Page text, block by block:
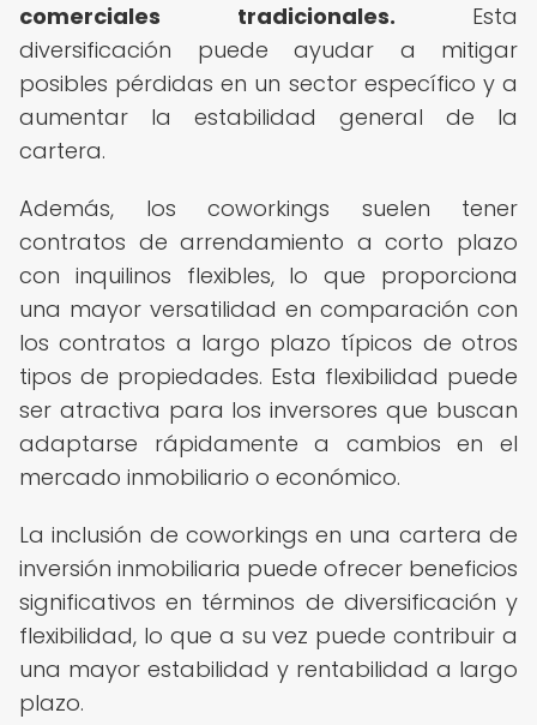
comerciales tradicionales. Esta
diversificación puede ayudar a mitigar
posibles pérdidas en un sector específico y a
aumentar la estabilidad general de la
cartera.
Además, los coworkings suelen tener
contratos de arrendamiento a corto plazo
con inquilinos flexibles, lo que proporciona
una mayor versatilidad en comparación con
los contratos a largo plazo típicos de otros
tipos de propiedades. Esta flexibilidad puede
ser atractiva para los inversores que buscan
adaptarse rápidamente a cambios en el
mercado inmobiliario o económico.
La inclusión de coworkings en una cartera de
inversión inmobiliaria puede ofrecer beneficios
significativos en términos de diversificación y
flexibilidad, lo que a su vez puede contribuir a
una mayor estabilidad y rentabilidad a largo
plazo.